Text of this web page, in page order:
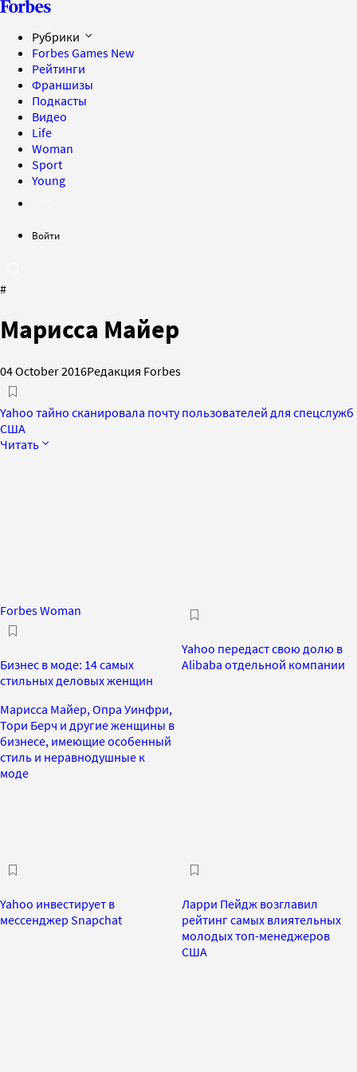
Рубрики
Forbes Games New
Рейтинги
Франшизы
Подкасты
Видео
Life
Woman
Sport
Young
Войти
#
Марисса Майер
04 October 2016Редакция Forbes
Yahoo тайно сканировала почту пользователей для спецслужб
США
Читать
Forbes Woman
Бизнес в моде: 14 самых
стильных деловых женщин
Марисса Майер, Опра Уинфри,
Тори Берч и другие женщины в
бизнесе, имеющие особенный
стиль и неравнодушные к
моде
Yahoo передаст свою долю в
Alibaba отдельной компании
Yahoo инвестирует в
мессенджер Snapchat
Ларри Пейдж возглавил
рейтинг самых влиятельных
молодых топ-менеджеров
США